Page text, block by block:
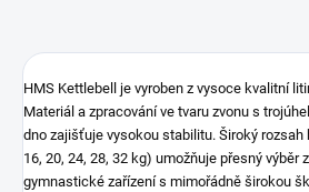
HMS Kettlebell je vyroben z vysoce kvalitní
Materiál a zpracování ve tvaru zvonu s
dno zajišťuje vysokou stabilitu. Široký rozsah
16, 20, 24, 28, 32 kg) umožňuje přesný výběr
gymnastické zařízení s mimořádně širokou